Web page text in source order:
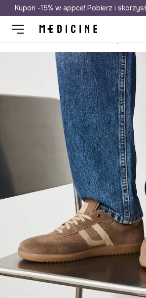
Darmowa dostawa do
Kupon -15% w appce! Pobierz i